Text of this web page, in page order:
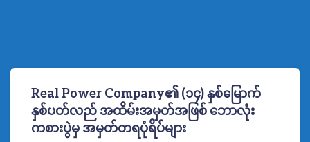
Real Power Company၏ (၁၄) နှစ်မြောက်
နှစ်ပတ်လည် အထိမ်းအမှတ်အဖြစ် ဘောလုံး
ကစားပွဲမှ အမှတ်တရပုံရိပ်များ